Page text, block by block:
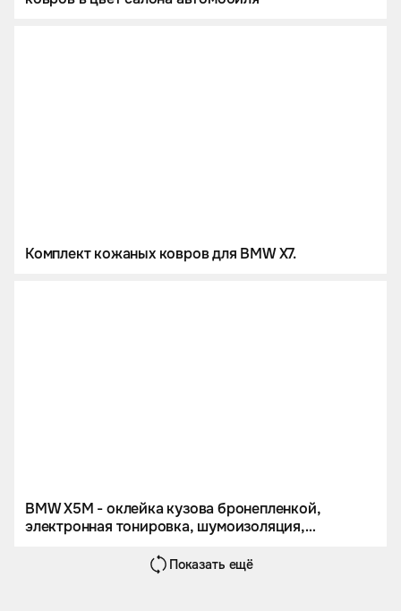
Комплект кожаных ковров для BMW X7.
BMW X5M - оклейка кузова бронепленкой,
электронная тонировка, шумоизоляция,
Показать ещё